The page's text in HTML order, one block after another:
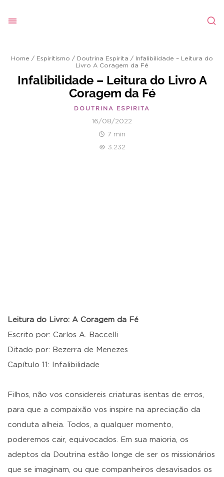
Home / Espiritismo / Doutrina Espirita / Infalibilidade – Leitura do
Livro A Coragem da Fé
Infalibilidade – Leitura do Livro A
Coragem da Fé
DOUTRINA ESPIRITA
16/08/2022
7 min
3.232
Leitura do Livro: A Coragem da Fé
Escrito por: Carlos A. Baccelli
Ditado por: Bezerra de Menezes
Capítulo 11: Infalibilidade
Filhos, não vos considereis criaturas isentas de erros,
para que a compaixão vos inspire na apreciação da
conduta alheia. Todos, a qualquer momento,
poderemos cair, equivocados. Em sua maioria, os
adeptos da Doutrina estão longe de ser os missionários
que se imaginam, ou que companheiros desavisados os